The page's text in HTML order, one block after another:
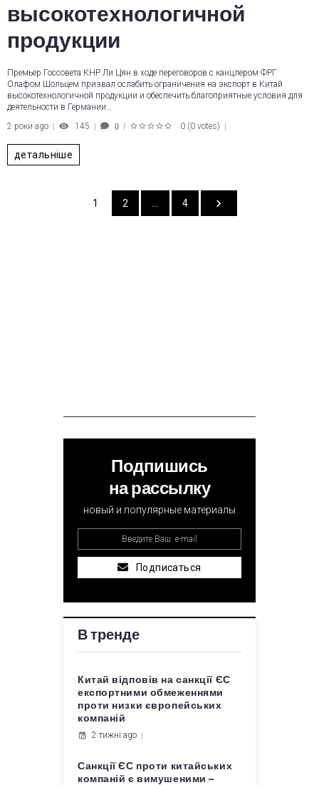
высокотехнологичной
продукции
Премьер Госсовета КНР Ли Цян в ходе переговоров с канцлером ФРГ
Олафом Шольцем призвал ослабить ограничения на экспорт в Китай
высокотехнологичной продукции и обеспечить благоприятные условия для
деятельности в Германии…
2 роки ago
145 0 0 (0 votes)
детальніше
1 2 4
Подпишись
на рассылку
новый и популярные материалы
Подписаться
В тренде
Китай відповів на санкції ЄС
експортними обмеженнями
проти низки європейських
компаній
2 тижні ago
Санкції ЄС проти китайських
компаній є вимушеними –